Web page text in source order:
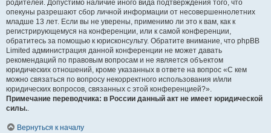
родителей. Допустимо наличие иного вида подтверждения того, что
опекуны разрешают сбор личной информации от несовершеннолетних
младше 13 лет. Если вы не уверены, применимо ли это к вам, как к
регистрирующемуся на конференции, или к самой конференции,
обратитесь за помощью к юрисконсульту. Обратите внимание, что phpBB
Limited администрация данной конференции не может давать
рекомендаций по правовым вопросам и не является объектом
юридических отношений, кроме указанных в ответе на вопрос «С кем
можно связаться по вопросу некорректного использования и/или
юридических вопросов, связанных с этой конференцией?».
Примечание переводчика: в России данный акт не имеет юридической
силы..
Вернуться к началу